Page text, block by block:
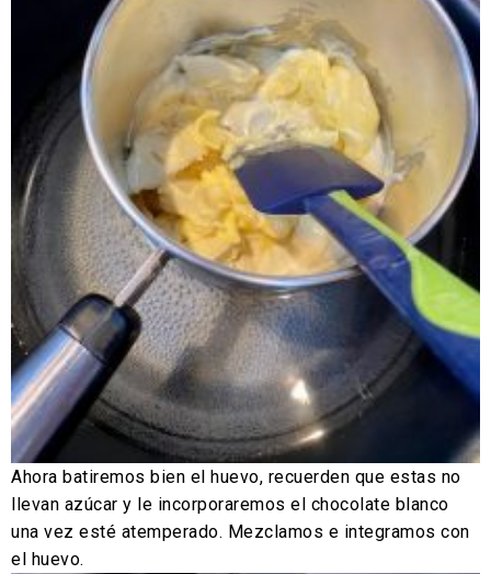
Ahora batiremos bien el huevo, recuerden que estas no
llevan azúcar y le incorporaremos el chocolate blanco
una vez esté atemperado. Mezclamos e integramos con
el huevo.